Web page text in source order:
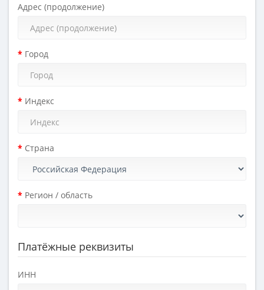
Адрес (продолжение)
Город
Индекс
Страна
Регион / область
Платёжные реквизиты
ИНН